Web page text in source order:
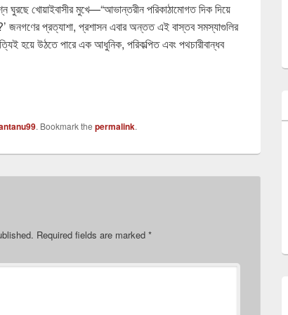
খোয়াইবাসীর মুখে—“আভান্তরীন পরিকাঠামোগত দিক দিয়ে
জনগণের প্রত্যাশা, প্রশাসন এবার অন্তত এই বাস্তব সমস্যাগুলির
হয়ে উঠতে পারে এক আধুনিক, পরিকল্পিত এবং পথচারীবান্ধব
. Bookmark the permalink.
Required fields are marked *